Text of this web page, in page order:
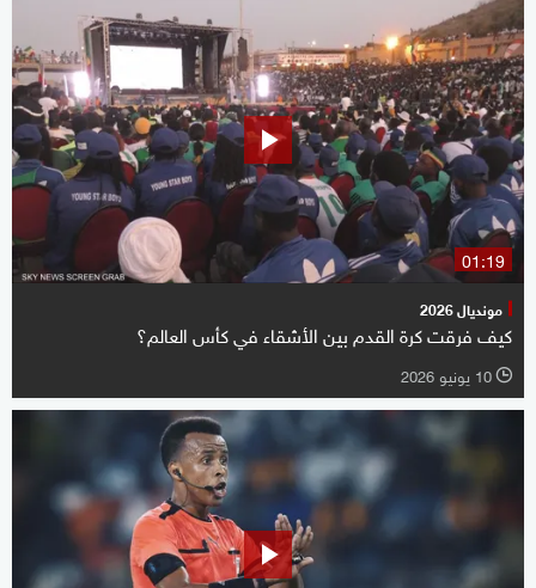
01:19
مونديال 2026
كيف فرقت كرة القدم بين الأشقاء في كأس العالم؟
l 10 يونيو 2026